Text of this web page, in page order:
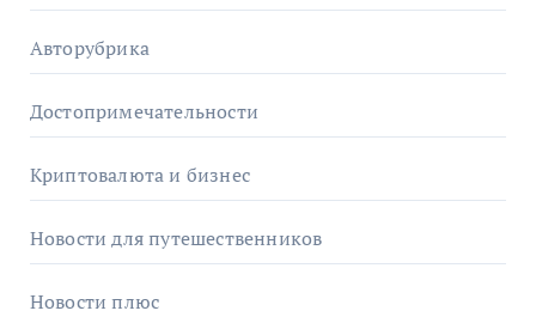
Авторубрика
Достопримечательности
Криптовалюта и бизнес
Новости для путешественников
Новости плюс